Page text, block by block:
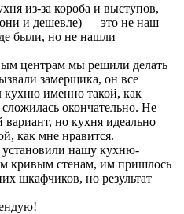
из-за короба и выступов,
и дешевле) — это не наш
были, но не нашли
центрам мы решили делать
замерщика, он все
кухню именно такой, как
окончательно. Не
но кухня идеально
как мне нравится.
нашу кухню-
кривым стенам, им пришлось
шкафчиков, но результат